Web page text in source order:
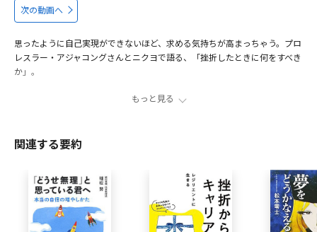
次の動画へ
思ったように自己実現ができないほど、求める気持ちが高まっちゃう。プロ
レスラー・アジャコングさんとニクヨで語る、「挫折したときに何をすべき
か」。
今夜のゲスト アジャコングさん
09:40 「夢の挫折」のお悩み
17:30 遠回りする経験が夢に生きてくるかもしれない
20:50 「求めすぎな私」をリセットする本
もっと見る
関連する要約